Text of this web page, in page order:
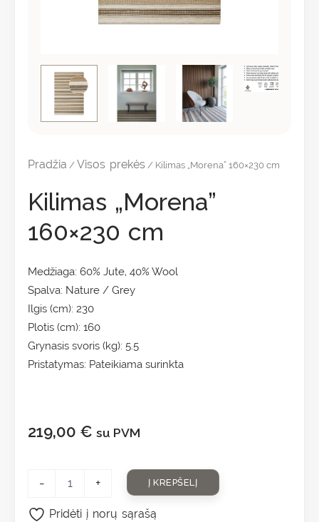
Pradžia /Visos prekės / Kilimas „Morena” 160×230 cm
Kilimas „Morena”
160×230 cm
Medžiaga: 60% Jute, 40% Wool
Spalva: Nature / Grey
Ilgis (cm): 230
Plotis (cm): 160
Grynasis svoris (kg): 5.5
Pristatymas: Pateikiama surinkta
219,00 € su PVM
- + Į KREPŠELĮ
Pridėti į norų sąrašą